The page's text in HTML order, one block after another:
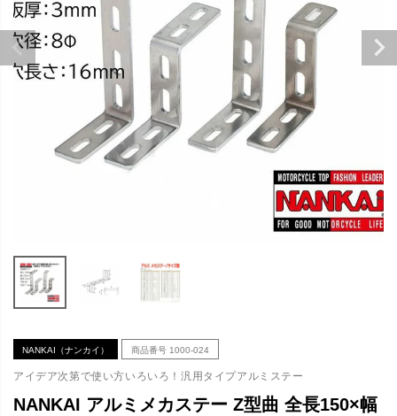
NANKAI（ナンカイ） 商品番号 1000-024
アイデア次第で使い方いろいろ！汎用タイプアルミステー
NANKAI アルミメカステー Z型曲 全長150×幅